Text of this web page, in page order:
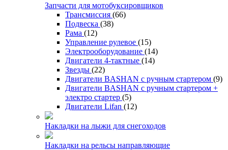
Запчасти для мотобуксировщиков
Трансмиссия (66)
Подвеска (38)
Рама (12)
Управление рулевое (15)
Электрооборудование (14)
Двигатели 4-тактные (14)
Звезды (22)
Двигатели BASHAN с ручным стартером (9)
Двигатели BASHAN с ручным стартером +
электро стартер (5)
Двигатели Lifan (12)
Накладки на лыжи для снегоходов
Накладки на рельсы направляющие